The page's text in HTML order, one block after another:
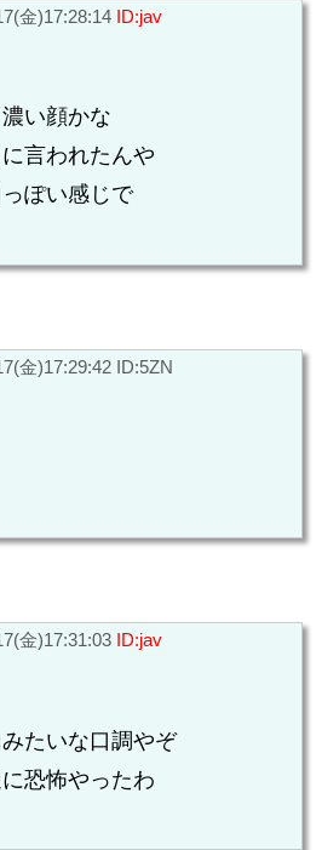
金)17:28:14 ID:jav
い顔かな
言われたんや
ぽい感じで
金)17:29:42 ID:5ZN
金)17:31:03 ID:jav
たいな口調やぞ
恐怖やったわ